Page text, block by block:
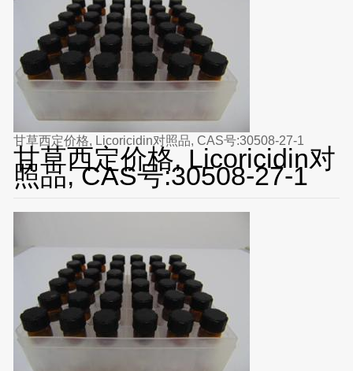
甘草西定价格, Licoricidin对照品, CAS号:30508-27-1
甘草西定价格, Licoricidin对
照品, CAS号:30508-27-1